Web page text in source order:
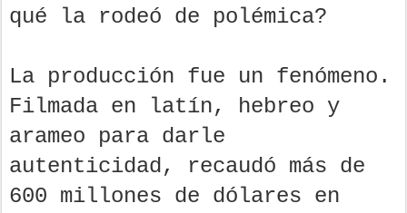
qué la rodeó de polémica?
La producción fue un fenómeno.
Filmada en latín, hebreo y
arameo para darle
autenticidad, recaudó más de
600 millones de dólares en